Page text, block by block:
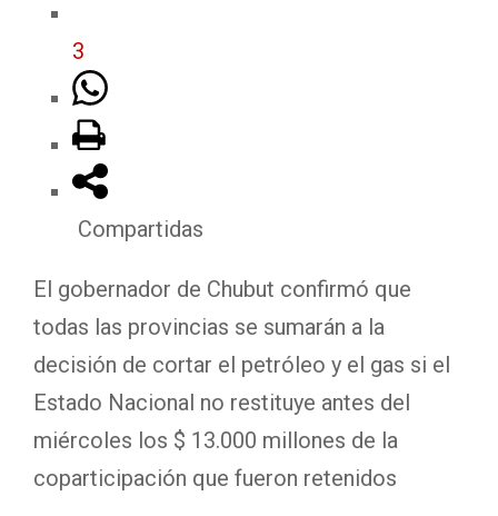
3
Compartidas
El gobernador de Chubut confirmó que
todas las provincias se sumarán a la
decisión de cortar el petróleo y el gas si el
Estado Nacional no restituye antes del
miércoles los $ 13.000 millones de la
coparticipación que fueron retenidos